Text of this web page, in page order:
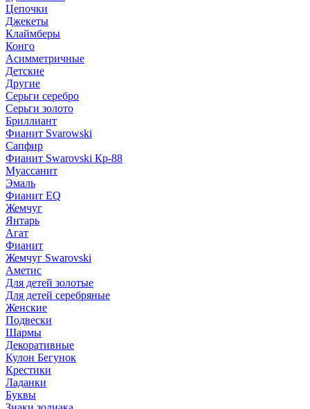
Цепочки
Джекеты
Клаймберы
Конго
Асимметричные
Детские
Другие
Серьги серебро
Серьги золото
Бриллиант
Фианит Svarowski
Сапфир
Фианит Swarovski Кр-88
Муассанит
Эмаль
Фианит EQ
Жемчуг
Янтарь
Агат
Фианит
Жемчуг Swarovski
Аметис
Для детей золотые
Для детей серебряные
Женские
Подвески
Шармы
Декоративные
Кулон Бегунок
Крестики
Ладанки
Буквы